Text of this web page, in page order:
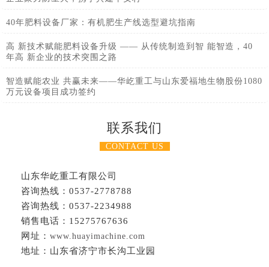
40年肥料设备厂家：有机肥生产线选型避坑指南
高 新技术赋能肥料设备升级 —— 从传统制造到智 能智造，40
年高 新企业的技术突围之路
智造赋能农业 共赢未来——华屹重工与山东爱福地生物股份1080
万元设备项目成功签约
联系我们
CONTACT US
山东华屹重工有限公司
咨询热线：0537-2778788
咨询热线：0537-2234988
销售电话：15275767636
网址： www.huayimachine.com
地址：山东省济宁市长沟工业园